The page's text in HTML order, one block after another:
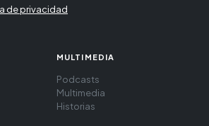
de privacidad
MULTIMEDIA
Podcasts
Multimedia
Historias